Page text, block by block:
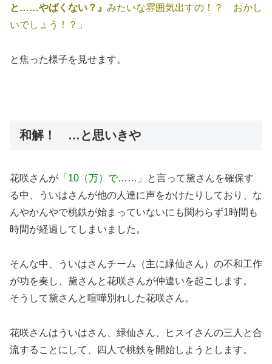
と……やばくない？』 みたいな雰囲気出すの！？ おかし
いでしょう！？」
と焦った様子を見せます。
和解！ …と思いきや
花咲さんが 「10（万）で……」
と言って黛さんを確保す
る中、ういはさんが他の人達に声をかけたりしており、な
んやかんやで桃鉄が始まっていないにも関わらず1時間も
時間が経過してしまいました。
そんな中、ういはさんチーム（主に緑仙さん）の不和工作
が功を奏し、黛さんと花咲さんが仲違いを起こします。
そうして黛さんと喧嘩別れした花咲さん。
花咲さんはういはさん、緑仙さん、ヒスイさんの三人と合
流することにして、四人で桃鉄を開始しようとします。